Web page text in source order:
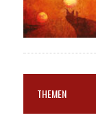
THEMEN